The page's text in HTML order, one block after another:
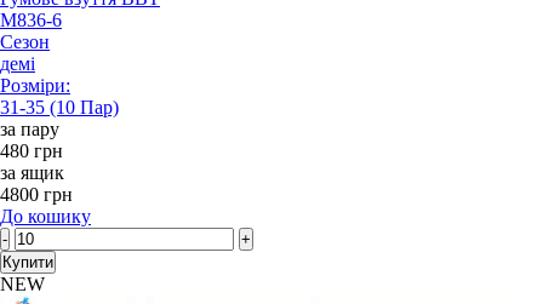
M836-6
Сезон
демі
Розміри:
31-35 (10 Пар)
за пару
480 грн
за ящик
4800 грн
До кошику
-
+
Купити
NEW